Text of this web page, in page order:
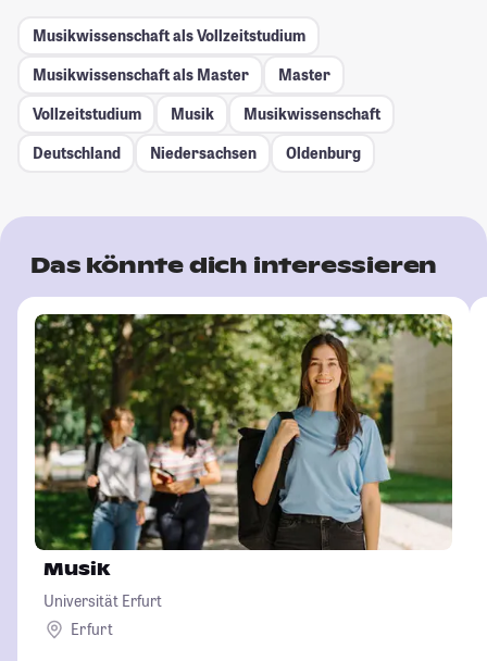
Musikwissenschaft als Vollzeitstudium
Musikwissenschaft als Master
Master
Vollzeitstudium
Musik
Musikwissenschaft
Deutschland
Niedersachsen Oldenburg
Das könnte dich interessieren
Musik
Universität Erfurt
Erfurt